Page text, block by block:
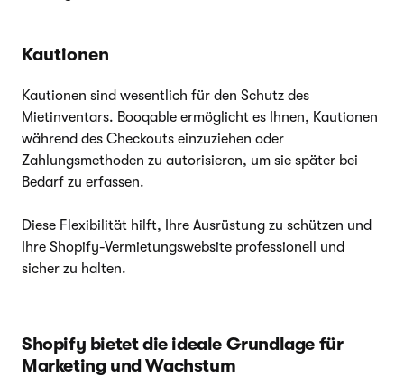
Kautionen
Kautionen sind wesentlich für den Schutz des
Mietinventars. Booqable ermöglicht es Ihnen, Kautionen
während des Checkouts einzuziehen oder
Zahlungsmethoden zu autorisieren, um sie später bei
Bedarf zu erfassen.
Diese Flexibilität hilft, Ihre Ausrüstung zu schützen und
Ihre Shopify-Vermietungswebsite professionell und
sicher zu halten.
Shopify bietet die ideale Grundlage für
Marketing und Wachstum